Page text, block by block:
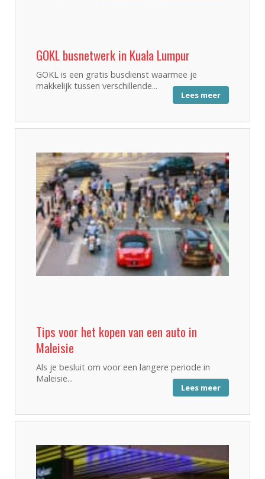
GOKL busnetwerk in Kuala Lumpur
GOKL is een gratis busdienst waarmee je
makkelijk tussen verschillende...
Lees meer
Tips voor het kopen van een auto in
Maleisie
Als je besluit om voor een langere periode in
Maleisië...
Lees meer